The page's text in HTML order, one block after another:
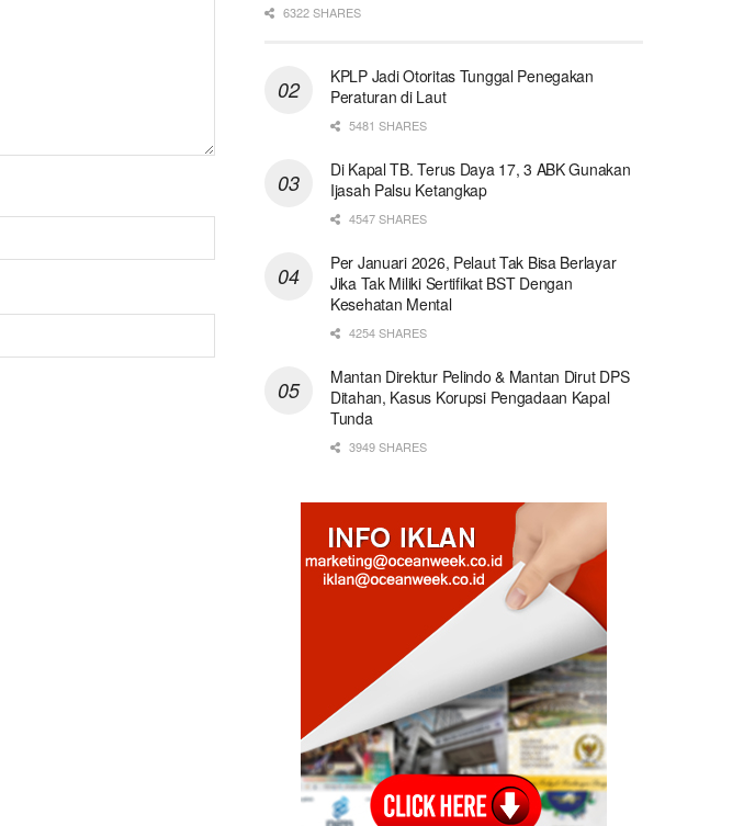
6322 SHARES
KPLP Jadi Otoritas Tunggal Penegakan
Peraturan di Laut
5481 SHARES
Di Kapal TB. Terus Daya 17, 3 ABK Gunakan
Ijasah Palsu Ketangkap
4547 SHARES
Per Januari 2026, Pelaut Tak Bisa Berlayar
Jika Tak Miliki Sertifikat BST Dengan
Kesehatan Mental
4254 SHARES
Mantan Direktur Pelindo & Mantan Dirut DPS
Ditahan, Kasus Korupsi Pengadaan Kapal
Tunda
3949 SHARES